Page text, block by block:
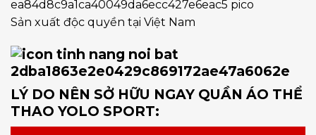
Sản xuất độc quyền tại Việt Nam
LÝ DO NÊN SỞ HỮU NGAY QUẦN ÁO THỂ
THAO YOLO SPORT: